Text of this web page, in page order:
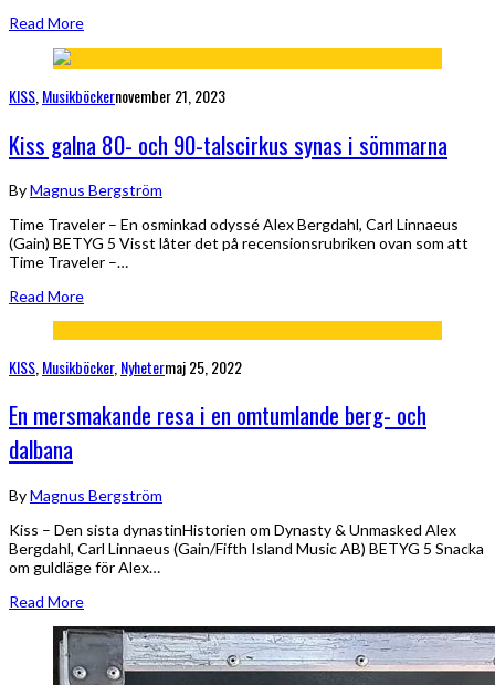
Read More
KISS Musikböckernovember 21, 2023
Kiss galna 80- och 90-talscirkus synas i sömmarna
ByMagnus Bergström
Time Traveler – En osminkad odyssé Alex Bergdahl, Carl Linnaeus
(Gain) BETYG 5 Visst låter det på recensionsrubriken ovan som att
Time Traveler –…
Read More
KISS Musikböcker, Nyhetermaj 25, 2022
En mersmakande resa i en omtumlande berg- och
dalbana
ByMagnus Bergström
Kiss – Den sista dynastinHistorien om Dynasty & Unmasked Alex
Bergdahl, Carl Linnaeus (Gain/Fifth Island Music AB) BETYG 5 Snacka
om guldläge för Alex…
Read More